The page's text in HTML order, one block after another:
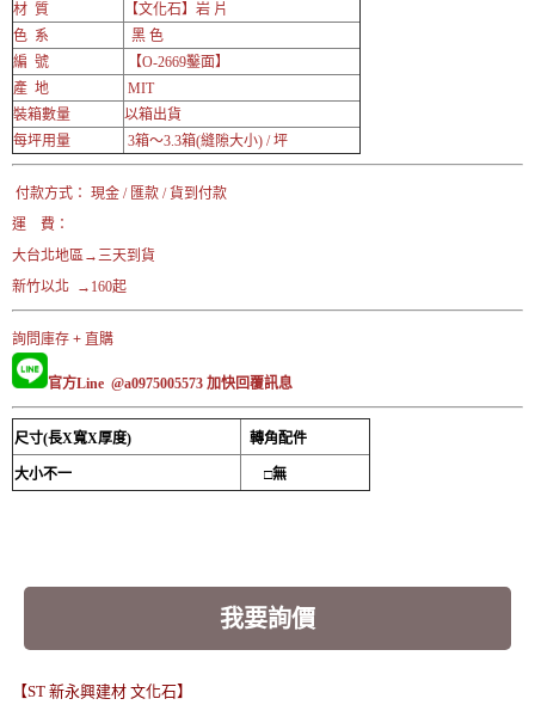
材 質
【文化石】岩 片
色 系
黑 色
編 號
【O-2669鑿面】
產 地
MIT
裝箱數量
以箱出貨
每坪用量
3箱～3.3箱(縫隙大小) / 坪
付款方式： 現金 / 匯款 / 貨到付款
運 費：
大台北地區→三天到貨
新竹以北 →160起
詢問庫存 + 直購
官方Line @a0975005573 加快回覆訊息
尺寸(長X寬X厚度) 轉角配件
大小不一 □無
我要詢價
【ST 新永興建材 文化石】